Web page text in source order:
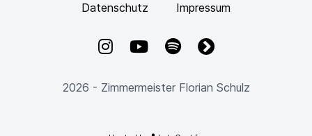
Datenschutz Impressum
InstagramYouTubeSpotifyfyyd
2026 - Zimmermeister Florian Schulz